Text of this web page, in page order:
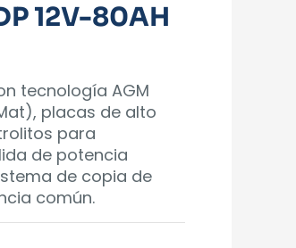
12V-80AH
tecnología AGM
placas de alto
para
de potencia
de copia de
común.